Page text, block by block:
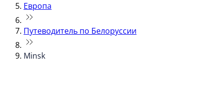
Европа
Путеводитель по Белоруссии
Minsk